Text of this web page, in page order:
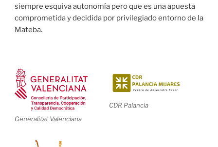
siempre esquiva autonomía pero que es una apuesta
comprometida y decidida por privilegiado entorno de la
Mateba.
Generalitat Valenciana
CDR Palancia